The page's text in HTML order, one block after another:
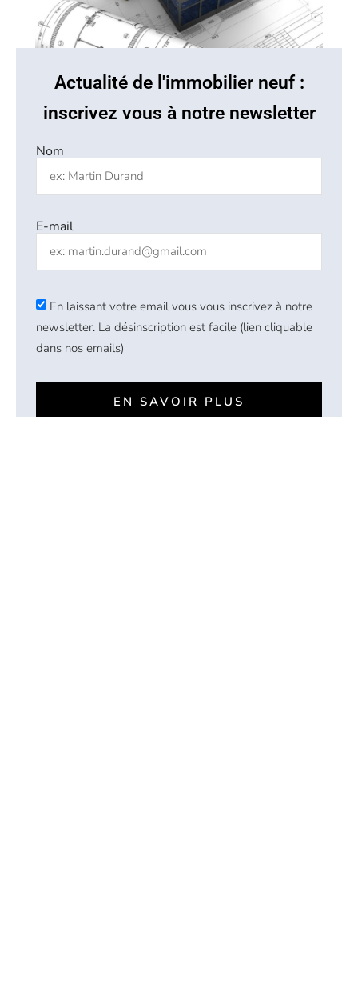
Actualité de l'immobilier neuf :
inscrivez vous à notre newsletter
Nom
E-mail
En laissant votre email vous vous inscrivez à notre
newsletter. La désinscription est facile (lien cliquable
dans nos emails)
EN SAVOIR PLUS